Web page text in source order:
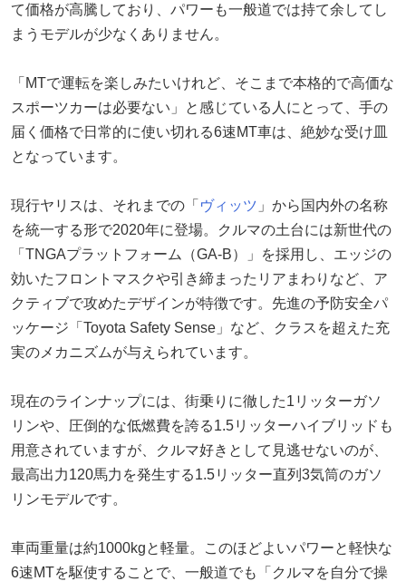
て価格が高騰しており、パワーも一般道では持て余してし
まうモデルが少なくありません。
「MTで運転を楽しみたいけれど、そこまで本格的で高価な
スポーツカーは必要ない」と感じている人にとって、手の
届く価格で日常的に使い切れる6速MT車は、絶妙な受け皿
となっています。
現行ヤリスは、それまでの「 ヴィッツ 」から国内外の名称
を統一する形で2020年に登場。クルマの土台には新世代の
「TNGAプラットフォーム（GA-B）」を採用し、エッジの
効いたフロントマスクや引き締まったリアまわりなど、ア
クティブで攻めたデザインが特徴です。先進の予防安全パ
ッケージ「Toyota Safety Sense」など、クラスを超えた充
実のメカニズムが与えられています。
現在のラインナップには、街乗りに徹した1リッターガソ
リンや、圧倒的な低燃費を誇る1.5リッターハイブリッドも
用意されていますが、クルマ好きとして見逃せないのが、
最高出力120馬力を発生する1.5リッター直列3気筒のガソ
リンモデルです。
車両重量は約1000kgと軽量。このほどよいパワーと軽快な
6速MTを駆使することで、一般道でも「クルマを自分で操